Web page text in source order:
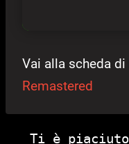
Vai alla scheda di
Remastered
Ti è